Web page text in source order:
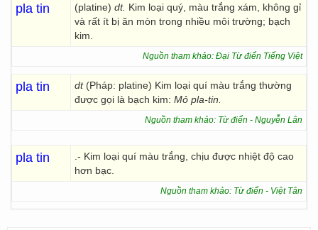
pla tin (platine) dt. Kim loại quý, màu trắng xám, không gỉ
và rất ít bị ăn mòn trong nhiều môi trường; bạch
kim.
Nguồn tham khảo: Đại Từ điển Tiếng Việt
pla tin dt (Pháp: platine) Kim loại quí màu trắng thường
được gọi là bạch kim: Mỏ pla-tin.
Nguồn tham khảo: Từ điển - Nguyễn Lân
pla tin
.- Kim loại quí màu trắng, chịu được nhiệt độ cao
hơn bạc.
Nguồn tham khảo: Từ điển - Việt Tân